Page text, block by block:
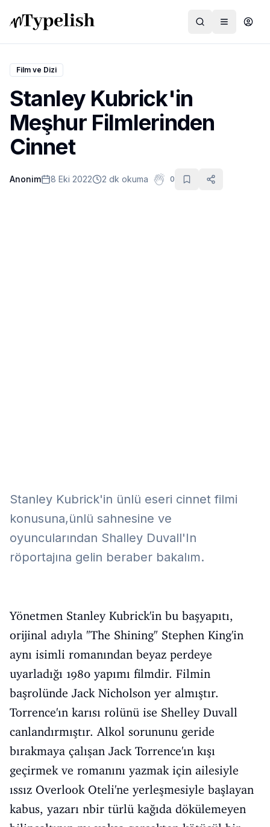
Dünya
Film ve Dizi
Kültür ve Sanat
Sağlık
Film ve Dizi
Stanley Kubrick'in
Meşhur Filmlerinden
Cinnet
Anonim 8 Eki 2022 2 dk okuma 0
Stanley Kubrick'in ünlü eseri cinnet filmi
konusuna,ünlü sahnesine ve
oyuncularından Shalley Duvall'In
röportajına gelin beraber bakalım.
Yönetmen Stanley Kubrick'in bu başyapıtı,
orijinal adıyla "The Shining" Stephen King'in
aynı isimli romanından beyaz perdeye
uyarladığı 1980 yapımı filmdir. Filmin
başrolünde Jack Nicholson yer almıştır.
Torrence'ın karısı rolünü ise Shelley Duvall
canlandırmıştır. Alkol sorununu geride
bırakmaya çalışan Jack Torrence'ın kışı
geçirmek ve romanını yazmak için ailesiyle
ıssız Overlook Oteli'ne yerleşmesiyle başlayan
kabus, yazarı nbir türlü kağıda dökülemeyen